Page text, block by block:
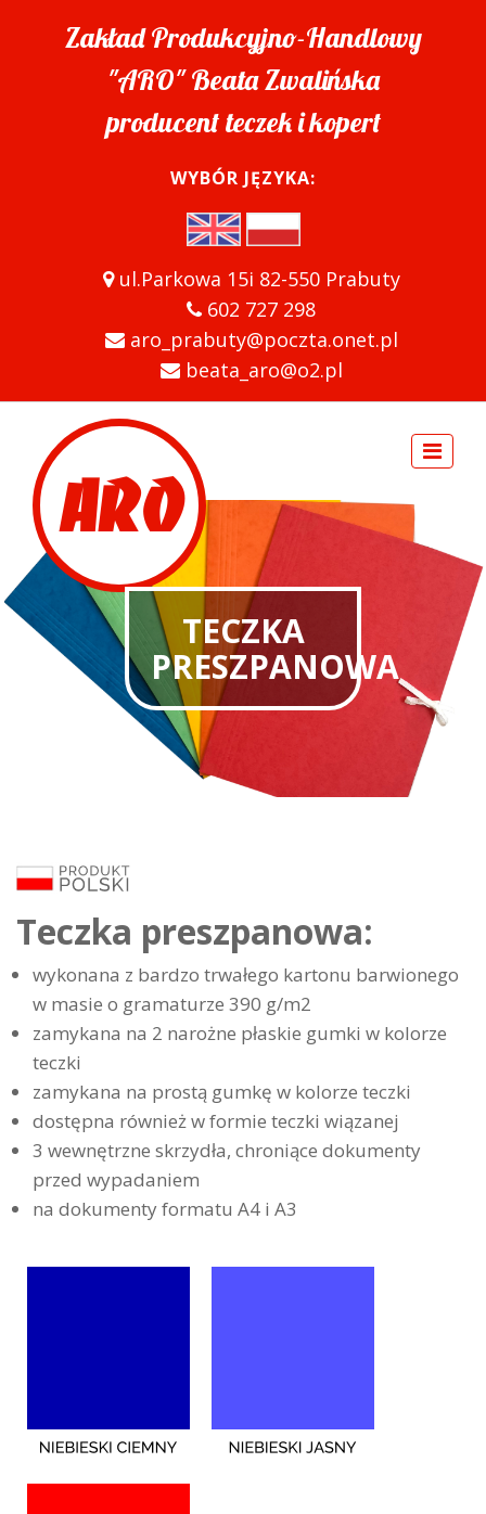
Zakład Produkcyjno-Handlowy
"ARO" Beata Zwalińska
producent teczek i kopert
WYBÓR JĘZYKA:
ul.Parkowa 15i 82-550 Prabuty
602 727 298
aro_prabuty@poczta.onet.pl
beata_aro@o2.pl
ARO
TECZKA
PRESZPANOWA
Teczka preszpanowa:
wykonana z bardzo trwałego kartonu barwionego
w masie o gramaturze 390 g/m2
zamykana na 2 narożne płaskie gumki w kolorze
teczki
zamykana na prostą gumkę w kolorze teczki
dostępna również w formie teczki wiązanej
3 wewnętrzne skrzydła, chroniące dokumenty
przed wypadaniem
na dokumenty formatu A4 i A3